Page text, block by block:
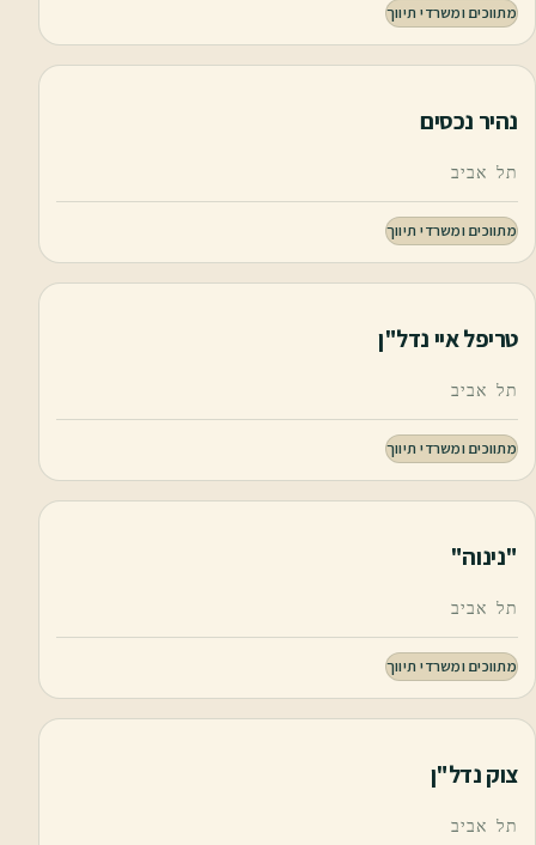
מתווכים ומשרדי תיווך
נהיר נכסים
תל אביב
מתווכים ומשרדי תיווך
טריפל איי נדל"ן
תל אביב
מתווכים ומשרדי תיווך
"נינוה"
תל אביב
מתווכים ומשרדי תיווך
צוק נדל"ן
תל אביב